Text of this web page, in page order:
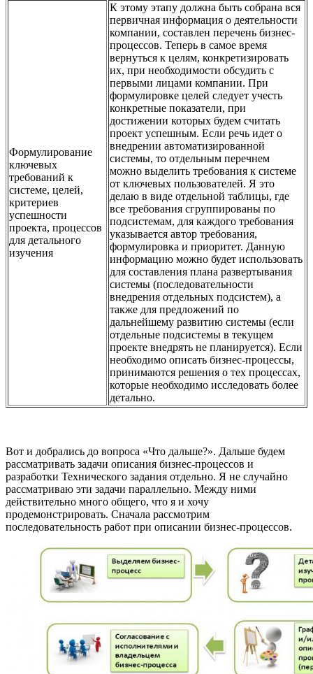
Формулирование
ключевых
требований к
системе, целей,
критериев
успешности
проекта, процессов
для детального
изучения
К этому этапу должна быть собрана вся
первичная информация о деятельности
компании, составлен перечень бизнес-
процессов. Теперь в самое время
вернуться к целям, конкретизировать
их, при необходимости обсудить с
первыми лицами компании. При
формулировке целей следует учесть
конкретные показатели, при
достижении которых будем считать
проект успешным. Если речь идет о
внедрении автоматизированной
системы, то отдельным перечнем
можно выделить требования к системе
от ключевых пользователей. Я это
делаю в виде отдельной таблицы, где
все требования сгруппированы по
подсистемам, для каждого требования
указывается автор требования,
формулировка и приоритет. Данную
информацию можно будет использовать
для составления плана развертывания
системы (последовательности
внедрения отдельных подсистем), а
также для предложений по
дальнейшему развитию системы (если
отдельные подсистемы в текущем
проекте внедрять не планируется). Если
необходимо описать бизнес-процессы,
принимаются решения о тех процессах,
которые необходимо исследовать более
детально.
Вот и добрались до вопроса «Что дальше?». Дальше будем
рассматривать задачи описания бизнес-процессов и
разработки Технического задания отдельно. Я не случайно
рассматриваю эти задачи параллельно. Между ними
действительно много общего, что я и хочу
продемонстрировать. Сначала рассмотрим
последовательность работ при описании бизнес-процессов.